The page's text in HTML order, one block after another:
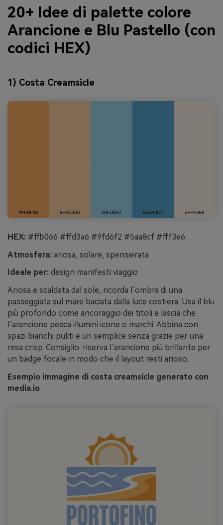
20+ Idee di palette colore
Arancione e Blu Pastello (con
codici HEX)
1) Costa Creamsicle
HEX: #ffb066 #ffd3a6 #9fd6f2 #5aa8cf #fff3e6
Atmosfera: ariosa, solare, spensierata
Ideale per: design manifesti viaggio
Ariosa e scaldata dal sole, ricorda l’ombra di una
passeggiata sul mare baciata dalla luce costiera. Usa il blu
più profondo come ancoraggio dei titoli e lascia che
l’arancione pesca illumini icone o marchi. Abbina con
spazi bianchi puliti e un semplice senza grazie per una
resa crisp. Consiglio: riserva l’arancione più brillante per
un badge focale in modo che il layout resti arioso.
Esempio immagine di costa creamsicle generato con
media.io